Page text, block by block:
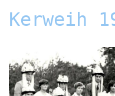
Kerweih